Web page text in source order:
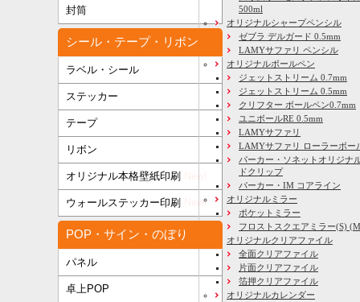
封筒
シール・テープ・リボン
ラベル・シール
ステッカー
テープ
リボン
オリジナル本格壁紙印刷
ウォールステッカー印刷 New!
POP・サイン・のぼり
パネル
卓上POP
500ml
オリジナルシャープペンシル
ゼブラ デルガード 0.5mm
LAMYサファリ ペンシル
オリジナルボールペン
ジェットストリーム 0.7mm
ジェットストリーム 0.5mm
クリフター ボールペン0.7mm
ユニボールRE 0.5mm
LAMYサファリ
LAMYサファリ ローラーボー
パーカー・ソネットオリジナ
ドクリップ
パーカー・IM コアライン
オリジナルミラー
ポケットミラー
フロストスクエアミラー(S)
オリジナルクリアファイル
全面クリアファイル
片面クリアファイル
箔押クリアファイル
オリジナルカレンダー